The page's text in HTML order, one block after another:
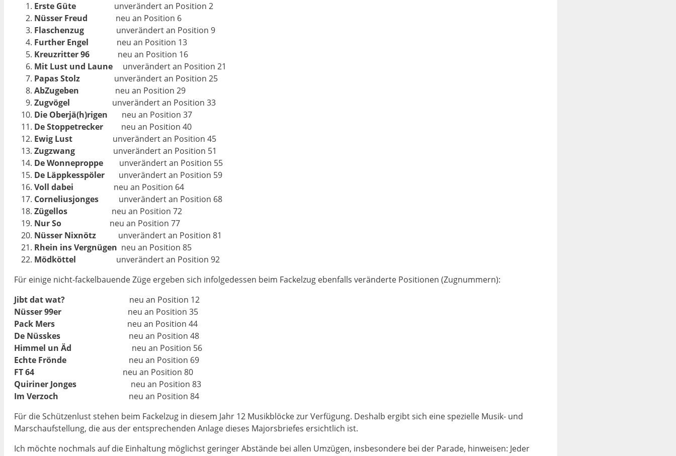
Erste Güte unverändert an Position 2
Nüsser Freud neu an Position 6
Flaschenzug unverändert an Position 9
Further Engel neu an Position 13
Kreuzritter 96 neu an Position 16
Mit Lust und Laune unverändert an Position 21
Papas Stolz unverändert an Position 25
AbZugeben neu an Position 29
Zugvögel unverändert an Position 33
Die Oberjä(h)rigen neu an Position 37
De Stoppetrecker neu an Position 40
Ewig Lust unverändert an Position 45
Zugzwang unverändert an Position 51
De Wonneproppe unverändert an Position 55
De Läppkesspöler unverändert an Position 59
Voll dabei neu an Position 64
Corneliusjonges unverändert an Position 68
Zügellos neu an Position 72
Nur So neu an Position 77
Nüsser Nixnötz unverändert an Position 81
Rhein ins Vergnügen neu an Position 85
Mödköttel unverändert an Position 92
Für einige nicht-fackelbauende Züge ergeben sich infol­gedessen beim Fackelzug ebenfalls veränderte Positio­nen (Zugnum­mern):
Jibt dat wat? neu an Position 12
Nüsser 99er neu an Position 35
Pack Mers neu an Position 44
De Nüsskes neu an Position 48
Himmel un Äd neu an Position 56
Echte Frönde neu an Position 69
FT 64 neu an Position 80
Quiriner Jonges neu an Position 83
Im Verzoch neu an Position 84
Für die Schützenlust stehen beim Fackelzug in diesem Jahr 12 Musikblöcke zur Verfü­gung. Deshalb ergibt sich eine spezielle Musik- und
Marschaufstellung, die aus der ent­sprechenden Anlage dieses Majorsbriefes er­sichtlich ist.
Ich möchte nochmals auf die Einhaltung möglichst gerin­ger Abstände bei allen Um­zügen, insbesondere bei der Parade, hinweisen: Jeder